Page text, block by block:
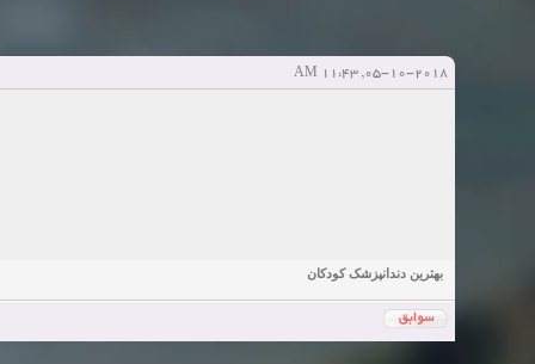
شروع کننده: elmi.alireza70 آخرین ارسال توسط: elmi.alireza70 پاسخ ها:0
Girls in your town for night - Real-life Females
05-10-2018, 11:43 AM
بهترین دندانپزشک کودکان